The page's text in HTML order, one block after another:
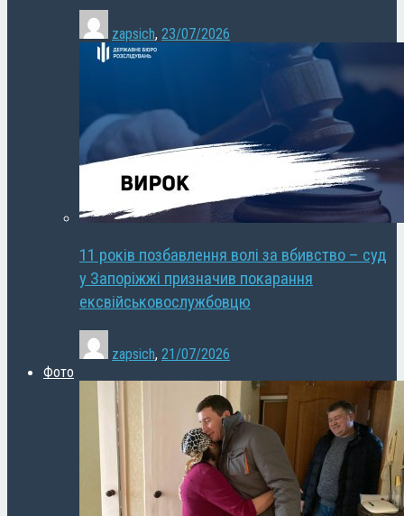
zapsich, 23/07/2026
11 років позбавлення волі за вбивство – суд
у Запоріжжі призначив покарання
ексвійськовослужбовцю
zapsich, 21/07/2026
Фото